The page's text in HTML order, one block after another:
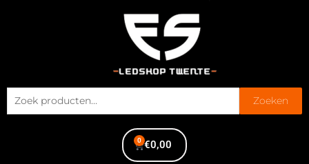
Zoeken
€0,00
0